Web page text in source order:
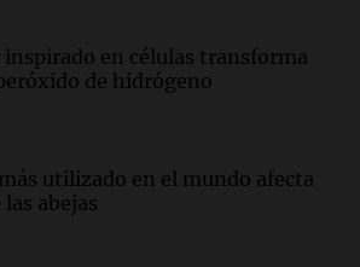
en células transforma
de hidrógeno
utilizado en el mundo afecta
abejas